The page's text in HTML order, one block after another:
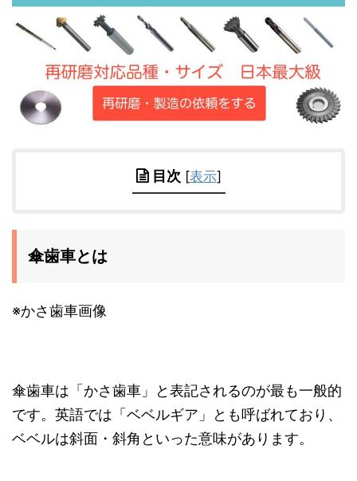
目次 [表示]
傘歯車とは
※かさ歯車画像
傘歯車は「かさ歯車」と表記されるのが最も一般的
です。英語では「ベベルギア」とも呼ばれており、
ベベルは斜面・斜角といった意味があります。